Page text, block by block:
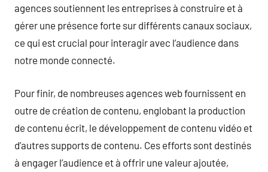
agences soutiennent les entreprises à construire et à
gérer une présence forte sur différents canaux sociaux,
ce qui est crucial pour interagir avec l’audience dans
notre monde connecté.
Pour finir, de nombreuses agences web fournissent en
outre de création de contenu, englobant la production
de contenu écrit, le développement de contenu vidéo et
d’autres supports de contenu. Ces efforts sont destinés
à engager l’audience et à offrir une valeur ajoutée,